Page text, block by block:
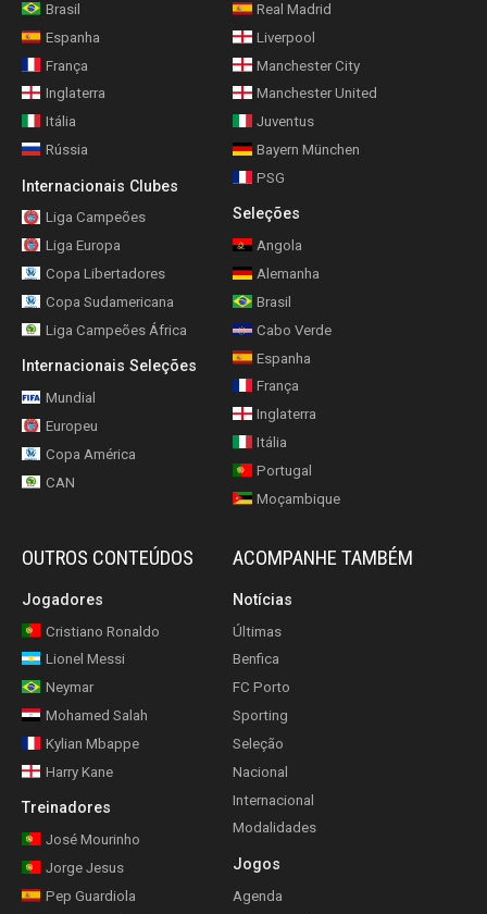
Brasil
Espanha
França
Inglaterra
Itália
Rússia
Internacionais Clubes
Liga Campeões
Liga Europa
Copa Libertadores
Copa Sudamericana
Liga Campeões África
Internacionais Seleções
Mundial
Europeu
Copa América
CAN
Real Madrid
Liverpool
Manchester City
Manchester United
Juventus
Bayern München
PSG
Seleções
Angola
Alemanha
Brasil
Cabo Verde
Espanha
França
Inglaterra
Itália
Portugal
Moçambique
OUTROS CONTEÚDOS
Jogadores
Cristiano Ronaldo
Lionel Messi
Neymar
Mohamed Salah
Kylian Mbappe
Harry Kane
Treinadores
José Mourinho
Jorge Jesus
Pep Guardiola
ACOMPANHE TAMBÉM
Notícias
Últimas
Benfica
FC Porto
Sporting
Seleção
Nacional
Internacional
Modalidades
Jogos
Agenda